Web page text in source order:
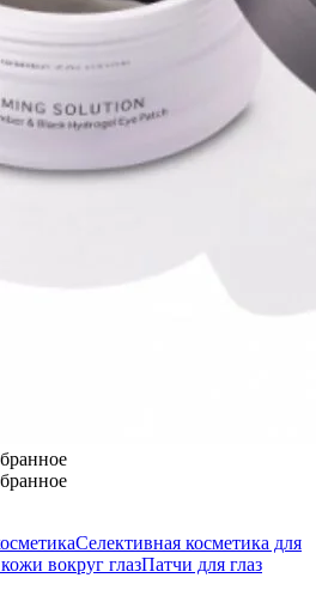
Селективная косметика для
вокруг глазПатчи для глаз